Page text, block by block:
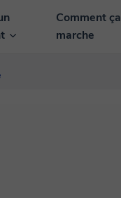
Comment ça
marche